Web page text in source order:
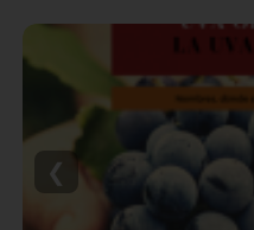
❮